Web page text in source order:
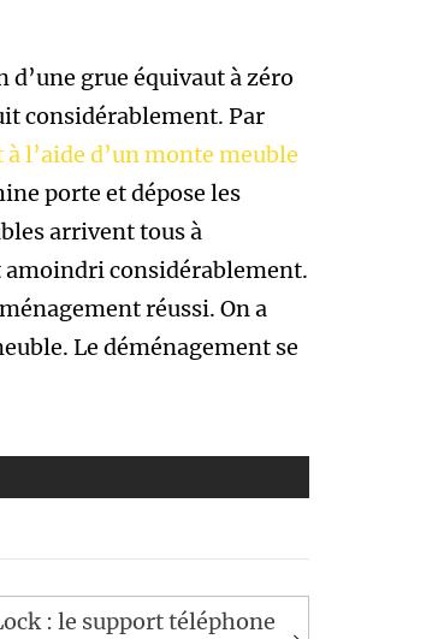
d’une grue équivaut à zéro
considérablement. Par
l’aide d’un monte meuble
porte et dépose les
arrivent tous à
considérablement.
réussi. On a
Le déménagement se
: le support téléphone